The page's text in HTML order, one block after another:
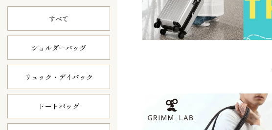
すべて
ショルダーバッグ
リュック・ デイパック
トートバッグ